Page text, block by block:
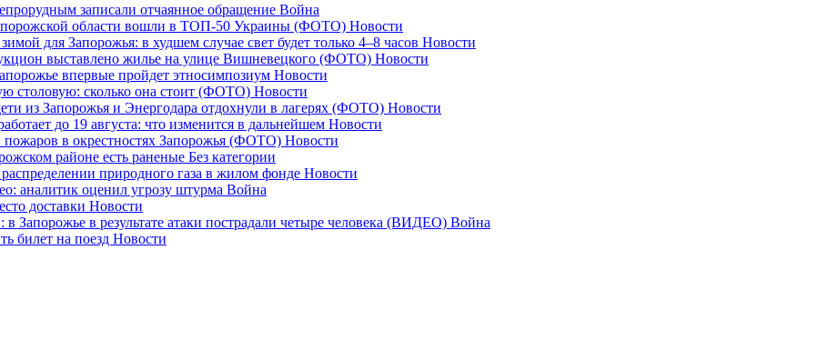
записали отчаянное обращение Война
области вошли в ТОП-50 Украины (ФОТО) Новости
для Запорожья: в худшем случае свет будет только 4–8 часов Новости
выставлено жилье на улице Вишневецкого (ФОТО) Новости
впервые пройдет этносимпозиум Новости
столовую: сколько она стоит (ФОТО) Новости
из Запорожья и Энергодара отдохнули в лагерях (ФОТО) Новости
до 19 августа: что изменится в дальнейшем Новости
в окрестностях Запорожья (ФОТО) Новости
районе есть раненые Без категории
природного газа в жилом фонде Новости
аналитик оценил угрозу штурма Война
доставки Новости
Запорожье в результате атаки пострадали четыре человека (ВИДЕО) Война
билет на поезд Новости